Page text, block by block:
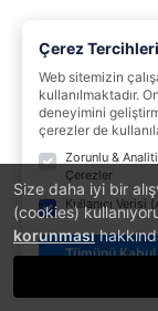
Size daha iyi bir
(cookies)
korunması
Çerez Tercihleri
Web sitemizin
kullanılmaktadır.
deneyimini
çerezler de
Zorunlu &
Çerezler
Kullanıcı Verisi
Tümünü